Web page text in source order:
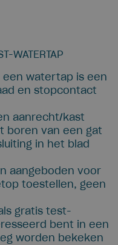
WATERTAP
watertap is een
en stopcontact
aanrecht/kast
boren van een gat
in het blad
aangeboden voor
toestellen, geen
gratis test-
bent in een
worden bekeken